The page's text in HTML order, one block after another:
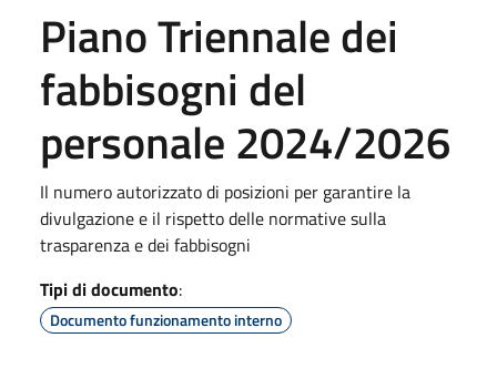
Piano Triennale dei
fabbisogni del
personale 2024/2026
Il numero autorizzato di posizioni per garantire la
divulgazione e il rispetto delle normative sulla
trasparenza e dei fabbisogni
Tipi di documento:
Documento funzionamento interno